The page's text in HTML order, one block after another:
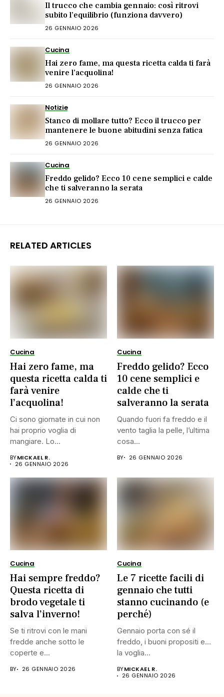
Il trucco che cambia gennaio: così ritrovi
subito l’equilibrio (funziona davvero)
26 GENNAIO 2026
Cucina
Hai zero fame, ma questa ricetta calda ti farà
venire l’acquolina!
26 GENNAIO 2026
Notizie
Stanco di mollare tutto? Ecco il trucco per
mantenere le buone abitudini senza fatica
26 GENNAIO 2026
Cucina
Freddo gelido? Ecco 10 cene semplici e calde
che ti salveranno la serata
26 GENNAIO 2026
RELATED ARTICLES
Cucina
Hai zero fame, ma
questa ricetta calda ti
farà venire
l’acquolina!
Ci sono giornate in cui non
hai proprio voglia di
mangiare. Lo...
BYMICKAEL R.
26 GENNAIO 2026
Cucina
Freddo gelido? Ecco
10 cene semplici e
calde che ti
salveranno la serata
Quando fuori fa freddo e il
vento taglia la pelle, l’ultima
cosa...
BY 26 GENNAIO 2026
Cucina
Hai sempre freddo?
Questa ricetta di
brodo vegetale ti
salva l’inverno!
Se ti ritrovi con le mani
fredde anche sotto le
coperte e...
BY 26 GENNAIO 2026
Cucina
Le 7 ricette facili di
gennaio che tutti
stanno cucinando (e
perché)
Gennaio porta con sé il
freddo, i buoni propositi e…
la voglia...
BYMICKAEL R.
26 GENNAIO 2026